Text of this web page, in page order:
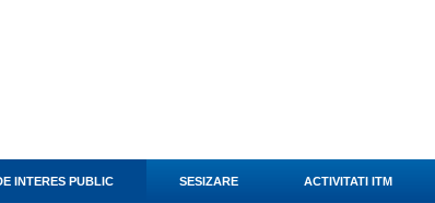
INTERES PUBLIC SESIZARE ACTIVITATI ITM